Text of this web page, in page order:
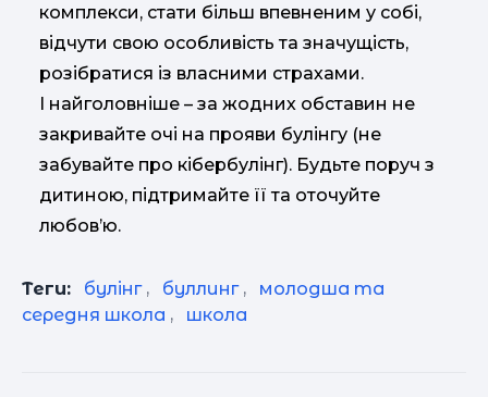
комплекси, стати більш впевненим у собі,
відчути свою особливість та значущість,
розібратися із власними страхами.
І найголовніше – за жодних обставин не
закривайте очі на прояви булінгу (не
забувайте про кібербулінг). Будьте поруч з
дитиною, підтримайте її та оточуйте
любов’ю.
Теги: булінг , буллинг ,
молодша та
середня школа , школа